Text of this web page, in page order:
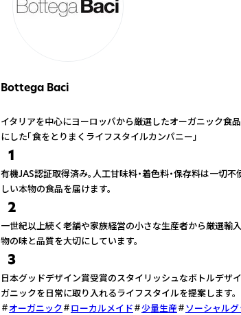
Bottega Baci
イタリアを中心にヨーロッパから厳選したオーガニック食
にした「食をとりまくライフスタイルカンパニー」
1
有機JAS認証取得済み。人工甘味料・着色料・保存料は一切
しい本物の食品を届けます。
2
一世紀以上続く老舗や家族経営の小さな生産者から厳選輸
物の味と品質を大切にしています。
3
日本グッドデザイン賞受賞のスタイリッシュなボトルデザ
ガニックを日常に取り入れるライフスタイルを提案します。
オーガニック
ローカルメイド 少量生産
ソーシャルグ